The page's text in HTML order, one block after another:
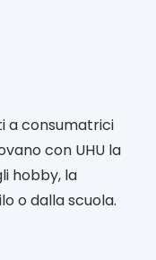
a consumatrici
con UHU la
hobby, la
o dalla scuola.